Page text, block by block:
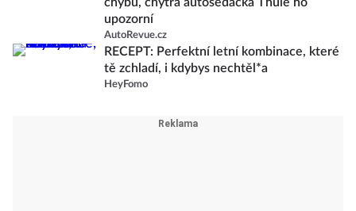
upozorní
AutoRevue.cz
RECEPT: Perfektní letní kombinace, které
tě zchladí, i kdybys nechtěl*a
HeyFomo